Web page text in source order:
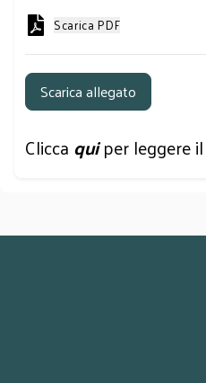
Scarica PDF
Scarica allegato
Cliccaquiper leggere